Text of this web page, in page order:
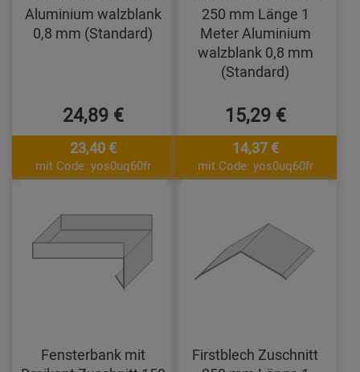
Aluminium walzblank
0,8 mm (Standard)
24,89 €
23,40 €
mit Code: yos0uq60fr
250 mm Länge 1
Meter Aluminium
walzblank 0,8 mm
(Standard)
15,29 €
14,37 €
mit Code: yos0uq60fr
Fensterbank mit
Firstblech Zuschnitt